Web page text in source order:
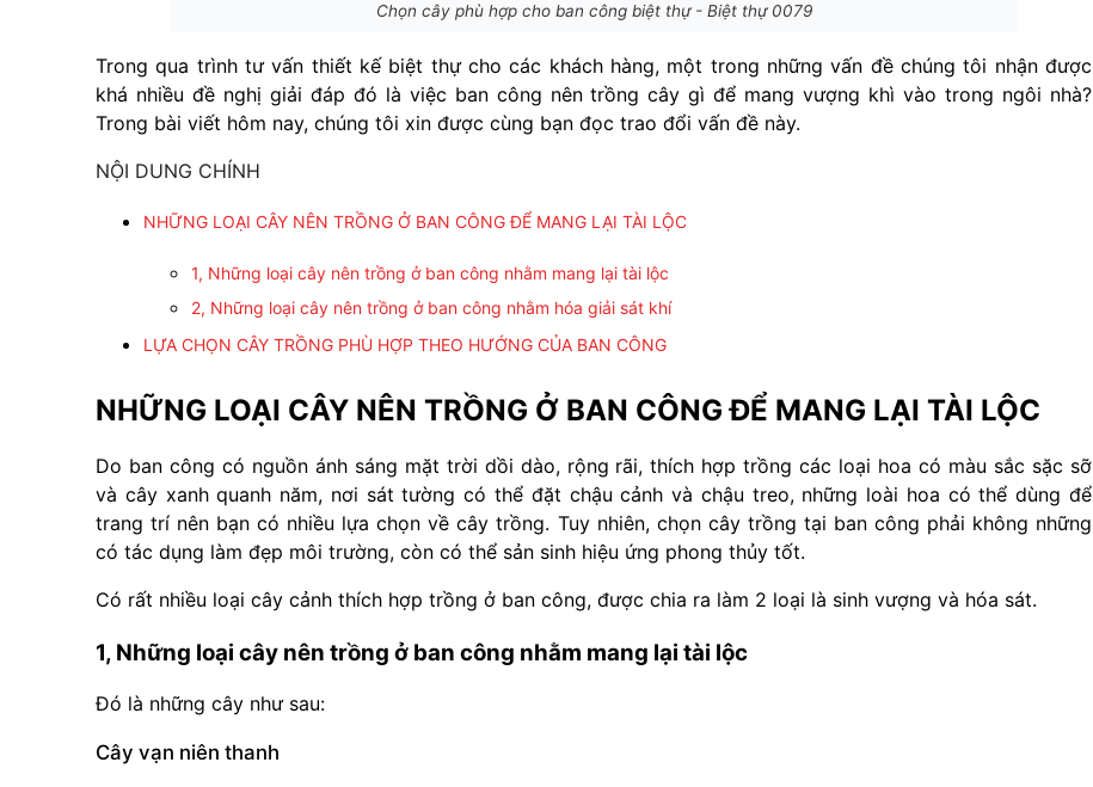
Chọn cây phù hợp cho ban công biệt thự - Biệt thự 0079
Trong qua trình tư vấn thiết kế biệt thự cho các khách hàng, một trong những vấn đề chúng tôi nhận được
khá nhiều đề nghị giải đáp đó là việc ban công nên trồng cây gì để mang vượng khì vào trong ngôi nhà?
Trong bài viết hôm nay, chúng tôi xin được cùng bạn đọc trao đổi vấn đề này.
NỘI DUNG CHÍNH
NHỮNG LOẠI CÂY NÊN TRỒNG Ở BAN CÔNG ĐỂ MANG LẠI TÀI LỘC
1, Những loại cây nên trồng ở ban công nhằm mang lại tài lộc
2, Những loại cây nên trồng ở ban công nhằm hóa giải sát khí
LỰA CHỌN CÂY TRỒNG PHÙ HỢP THEO HƯỚNG CỦA BAN CÔNG
NHỮNG LOẠI CÂY NÊN TRỒNG Ở BAN CÔNG ĐỂ MANG LẠI TÀI LỘC
Do ban công có nguồn ánh sáng mặt trời dồi dào, rộng rãi, thích hợp trồng các loại hoa có màu sắc sặc sỡ
và cây xanh quanh năm, nơi sát tường có thể đặt chậu cảnh và chậu treo, những loài hoa có thể dùng để
trang trí nên bạn có nhiều lựa chọn về cây trồng. Tuy nhiên, chọn cây trồng tại ban công phải không những
có tác dụng làm đẹp môi trường, còn có thể sản sinh hiệu ứng phong thủy tốt.
Có rất nhiều loại cây cảnh thích hợp trồng ở ban công, được chia ra làm 2 loại là sinh vượng và hóa sát.
1, Những loại cây nên trồng ở ban công nhằm mang lại tài lộc
Đó là những cây như sau:
Cây vạn niên thanh